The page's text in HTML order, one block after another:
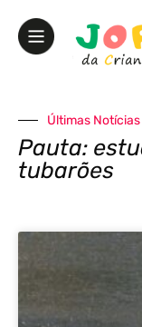
Últimas Notícias
Pauta:
tubarões